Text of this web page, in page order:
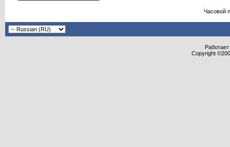
Часовой
Copyright